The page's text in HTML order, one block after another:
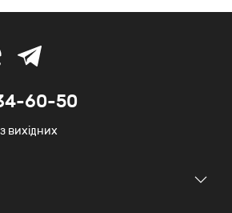
60-50
вихідних